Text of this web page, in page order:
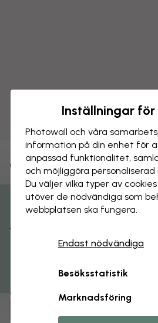
Norrsken
CANVASTAVLA
Färdigmonterad och klar att
Färgbeständiga tryck
Artikelnummer:
Få 15% rabatt
Inställningar för
Photowall och våra
information på din enhet för
anpassad funktionalitet,
och möjliggöra
Du väljer vilka typer av
utöver de nödvändiga som
webbplatsen ska fungera.
Endast nödvändiga
Besöksstatistik
Marknadsföring